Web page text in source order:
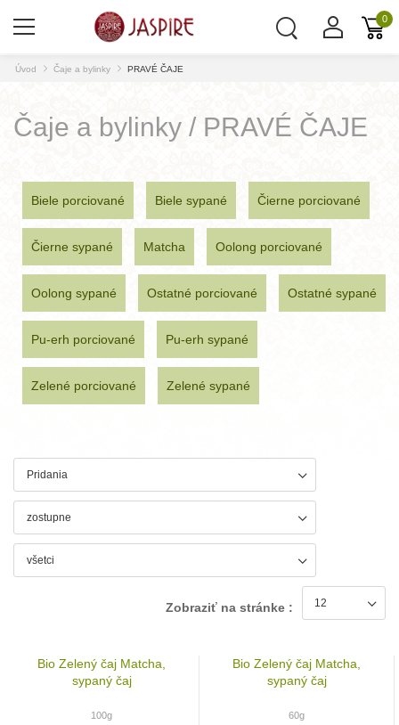
0
Úvod Čaje a bylinky PRAVÉ ČAJE
Čaje a bylinky / PRAVÉ ČAJE
Biele porciované Biele sypané Čierne porciované
Čierne sypané Matcha Oolong porciované
Oolong sypané Ostatné porciované Ostatné sypané
Pu-erh porciované Pu-erh sypané
Zelené porciované Zelené sypané
Zobraziť na stránke :
Bio Zelený čaj Matcha,
sypaný čaj
100g
Bio Zelený čaj Matcha,
sypaný čaj
60g